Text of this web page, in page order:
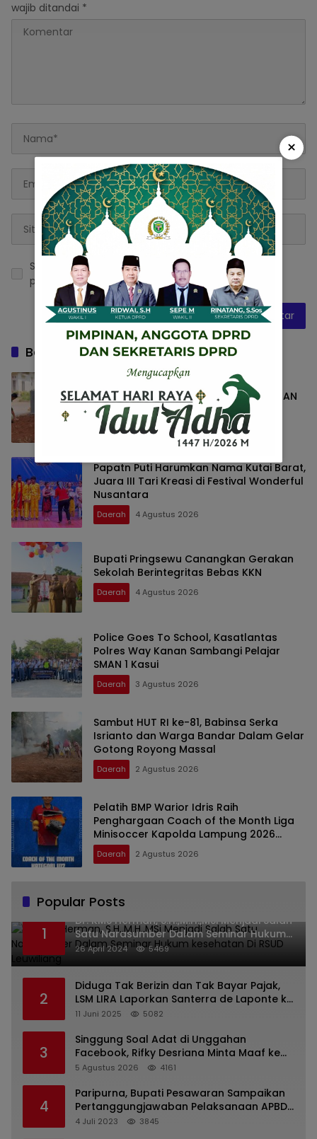
wajib ditandai *
Simpan nama, email, dan situs web saya pada
peramban ini untuk komentar saya berikutnya.
Baca Juga
KODIM 0427/WAY KANAN BANGUN
SARANA SUMUR BOR, WUJUD KEPEDULIAN
TNI TERHADAP AIR BERSIH
Daerah 4 Agustus 2026
Papatn Puti Harumkan Nama Kutai Barat,
Juara III Tari Kreasi di Festival Wonderful
Nusantara
Daerah 4 Agustus 2026
Bupati Pringsewu Canangkan Gerakan
Sekolah Berintegritas Bebas KKN
Daerah 4 Agustus 2026
Police Goes To School, Kasatlantas
Polres Way Kanan Sambangi Pelajar
SMAN 1 Kasui
Daerah 3 Agustus 2026
Sambut HUT RI ke-81, Babinsa Serka
Isrianto dan Warga Bandar Dalam Gelar
Gotong Royong Massal
Daerah 2 Agustus 2026
Pelatih BMP Warior Idris Raih
Penghargaan Coach of the Month Liga
Minisoccer Kapolda Lampung 2026
Kategori U-12
Daerah 2 Agustus 2026
Popular Posts
1
Dr. KMS Herman, S.H.,M.H.,MSi Menjadi Salah
Satu Narasumber Dalam Seminar Hukum
kesehatan Di RSUD Leuwiliang
26 April 2024 5469
2
Diduga Tak Berizin dan Tak Bayar Pajak,
LSM LIRA Laporkan Santerra de Laponte ke
Kejaksaan Kota Batu
11 Juni 2025 5082
3
Singgung Soal Adat di Unggahan
Facebook, Rifky Desriana Minta Maaf ke
PDA dan Bupati Kubar
5 Agustus 2026 4161
4
Paripurna, Bupati Pesawaran Sampaikan
Pertanggungjawaban Pelaksanaan APBD
2022
4 Juli 2023 3845
×